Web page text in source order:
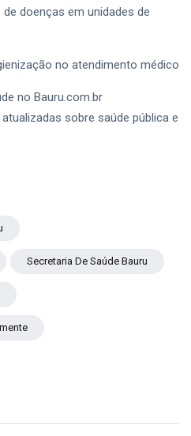
doenças em unidades de
no atendimento médico
no Bauru.com.br
sobre saúde pública e
Secretaria De Saúde Bauru